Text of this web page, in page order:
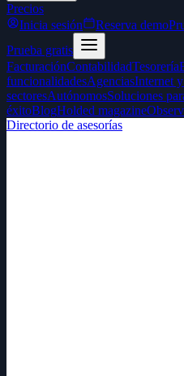
Precios
Inicia sesión
Reserva demo
Prueba gratis
FacturaciónContabilidadTesorería
funcionalidadesAgenciasInternet
sectoresAutónomosSoluciones
éxitoBlogHolded magazine
Directorio de asesorías